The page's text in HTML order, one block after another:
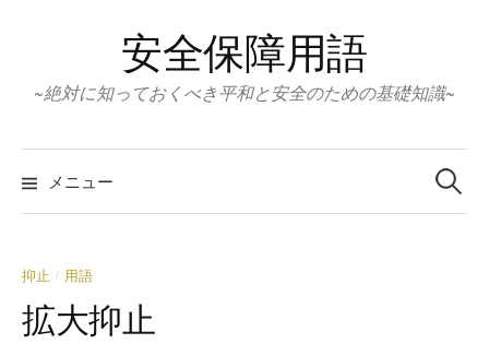
ン
ス
キ
プ
安全保障用語
~絶対に知っておくべき平和と安全のための基礎知識~
メニュー
検
索:
抑止 / 用語
拡大抑止